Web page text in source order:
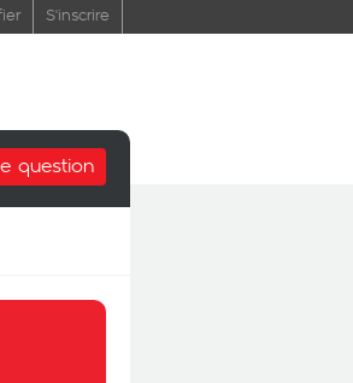
S'inscrire
question